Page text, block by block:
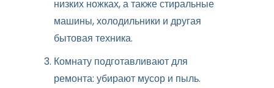
низких ножках, а также стиральные
машины, холодильники и другая
бытовая техника.
Комнату подготавливают для
ремонта: убирают мусор и пыль.